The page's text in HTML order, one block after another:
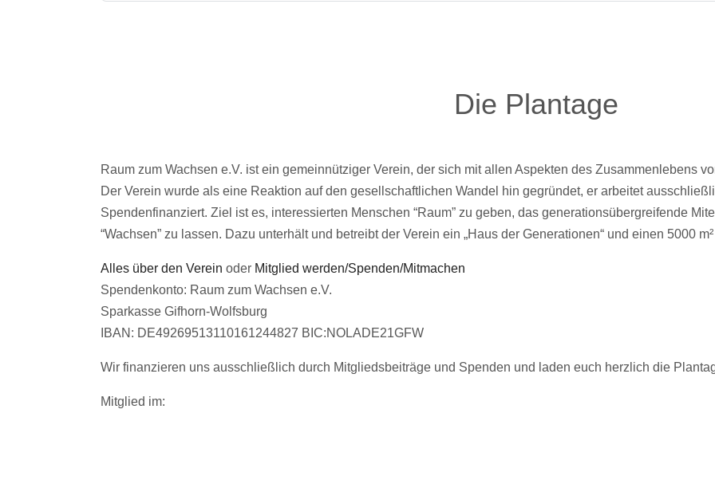
Die Plantage
Raum zum Wachsen e.V. ist ein gemeinnütziger Verein, der sich mit allen Aspekten des Zusammenlebens
Der Verein wurde als eine Reaktion auf den gesellschaftlichen Wandel hin gegründet, er arbeitet
Spendenfinanziert. Ziel ist es, interessierten Menschen “Raum” zu geben, das generationsübergreifende
“Wachsen” zu lassen. Dazu unterhält und betreibt der Verein ein „Haus der Generationen“ und einen 5000
Alles über den Verein oder Mitglied werden/Spenden/Mitmachen
Spendenkonto: Raum zum Wachsen e.V.
Sparkasse Gifhorn-Wolfsburg
IBAN: DE49269513110161244827 BIC:NOLADE21GFW
Wir finanzieren uns ausschließlich durch Mitgliedsbeiträge und Spenden und laden euch herzlich die
Mitglied im: